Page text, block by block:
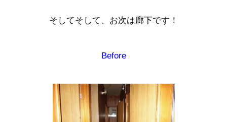
そしてそして、お次は廊下です！
Before